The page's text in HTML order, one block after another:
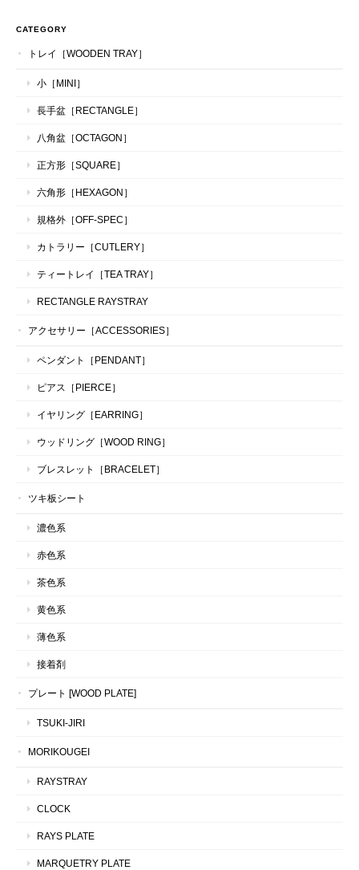
CATEGORY
トレイ［WOODEN TRAY］
小［MINI］
長手盆［RECTANGLE］
八角盆［OCTAGON］
正方形［SQUARE］
六角形［HEXAGON］
規格外［OFF-SPEC］
カトラリー［CUTLERY］
ティートレイ［TEA TRAY］
RECTANGLE RAYSTRAY
アクセサリー［ACCESSORIES］
ペンダント［PENDANT］
ピアス［PIERCE］
イヤリング［EARRING］
ウッドリング［WOOD RING］
ブレスレット［BRACELET］
ツキ板シート
濃色系
赤色系
茶色系
黄色系
薄色系
接着剤
プレート [WOOD PLATE]
TSUKI-JIRI
MORIKOUGEI
RAYSTRAY
CLOCK
RAYS PLATE
MARQUETRY PLATE